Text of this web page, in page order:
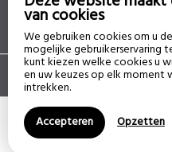
van cookies
We gebruiken cookies om u
mogelijke gebruikerservaring
kunt kiezen welke cookies u
en uw keuzes op elk moment
intrekken.
Accepteren
Opzetten
Disclaimer |